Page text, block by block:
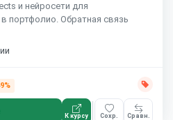
и нейросети для
портфолио. Обратная связь
К курсу Сохр. Сравн.